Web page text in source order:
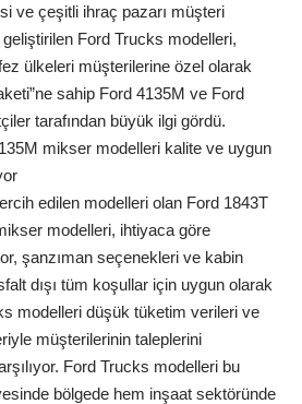
ve çeşitli ihraç pazarı müşteri
Ford Trucks modelleri,
ülkeleri müşterilerine özel olarak
sahip Ford 4135M ve Ford
tarafından büyük ilgi gördü.
mikser modelleri kalite ve uygun
edilen modelleri olan Ford 1843T
modelleri, ihtiyaca göre
şanzıman seçenekleri ve kabin
dışı tüm koşullar için uygun olarak
modelleri düşük tüketim verileri ve
müşterilerinin taleplerini
Ford Trucks modelleri bu
bölgede hem inşaat sektöründe